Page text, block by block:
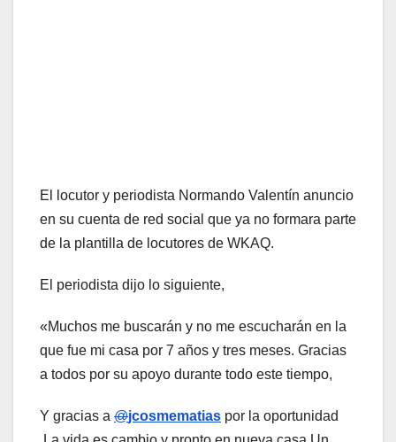
El locutor y periodista Normando Valentín anuncio
en su cuenta de red social que ya no formara parte
de la plantilla de locutores de WKAQ.
El periodista dijo lo siguiente,
«Muchos me buscarán y no me escucharán en la
que fue mi casa por 7 años y tres meses. Gracias
a todos por su apoyo durante todo este tiempo,
Y gracias a @jcosmematias por la oportunidad